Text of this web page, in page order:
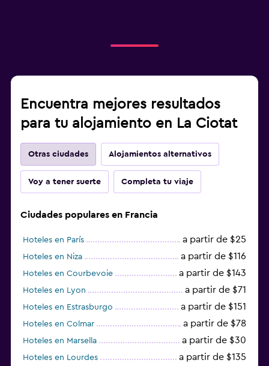
Encuentra mejores resultados
para tu alojamiento en La Ciotat
Otras ciudades Alojamientos alternativos
Voy a tener suerte Completa tu viaje
Ciudades populares en Francia
Hoteles en París a partir de $25
Hoteles en Niza a partir de $116
Hoteles en Courbevoie a partir de $143
Hoteles en Lyon a partir de $71
Hoteles en Estrasburgo a partir de $151
Hoteles en Colmar a partir de $78
Hoteles en Marsella a partir de $30
Hoteles en Lourdes a partir de $135